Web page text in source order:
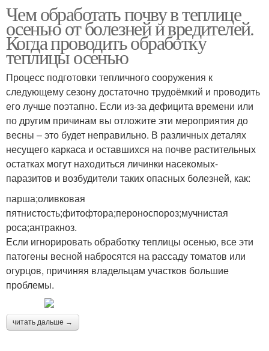
Чем обработать почву в теплице
осенью от болезней и вредителей.
Когда проводить обработку
теплицы осенью
Процесс подготовки тепличного сооружения к
следующему сезону достаточно трудоёмкий и проводить
его лучше поэтапно. Если из-за дефицита времени или
по другим причинам вы отложите эти мероприятия до
весны – это будет неправильно. В различных деталях
несущего каркаса и оставшихся на почве растительных
остатках могут находиться личинки насекомых-
паразитов и возбудители таких опасных болезней, как:
парша;оливковая
пятнистость;фитофтора;пероноспороз;мучнистая
роса;антракноз.
Если игнорировать обработку теплицы осенью, все эти
патогены весной набросятся на рассаду томатов или
огурцов, причиняя владельцам участков большие
проблемы.
читать дальше →